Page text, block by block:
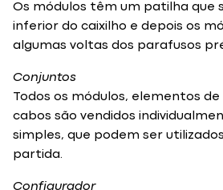
Os módulos têm um patilha que
inferior do caixilho e depois os
algumas voltas dos parafusos
Conjuntos
Todos os módulos, elementos
cabos são vendidos
simples, que podem ser
partida.
Configurador